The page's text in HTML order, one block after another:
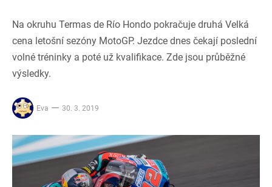
Na okruhu Termas de Río Hondo pokračuje druhá Velká
cena letošní sezóny MotoGP. Jezdce dnes čekají poslední
volné tréninky a poté už kvalifikace. Zde jsou průběžné
výsledky.
Eva 30. 3. 2019